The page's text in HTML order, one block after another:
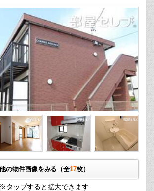
他の物件画像をみる（全17枚）
※タップすると拡大できます